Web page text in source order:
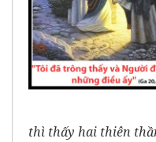
thì thấy hai thiên